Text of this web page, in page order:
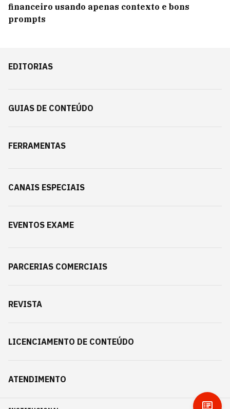
financeiro usando apenas contexto e bons
prompts
EDITORIAS
GUIAS DE CONTEÚDO
FERRAMENTAS
CANAIS ESPECIAIS
EVENTOS EXAME
PARCERIAS COMERCIAIS
REVISTA
LICENCIAMENTO DE CONTEÚDO
ATENDIMENTO